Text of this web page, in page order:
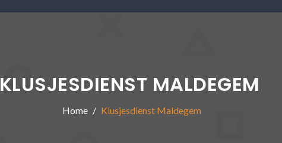
KLUSJESDIENST MALDEGEM
Home Klusjesdienst Maldegem